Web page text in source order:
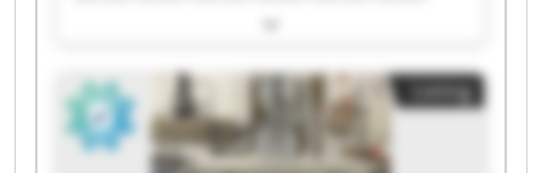
Stenzel GmbH Stenzel GmbH Stenzel GmbH
Stenzel GmbH Stenzel GmbH Stenzel GmbH
Stenzel GmbH Stenzel GmbH Stenzel GmbH
Stenzel GmbH Stenzel GmbH
Listing